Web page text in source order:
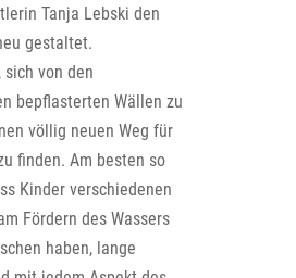
Tanja Lebski den
gestaltet.
sich von den
bepflasterten Wällen zu
völlig neuen Weg für
finden. Am besten so
Kinder verschiedenen
Fördern des Wassers
haben, lange